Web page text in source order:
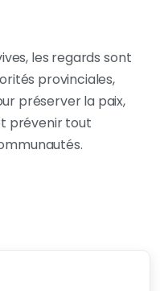
les regards sont
provinciales,
préserver la paix,
prévenir tout